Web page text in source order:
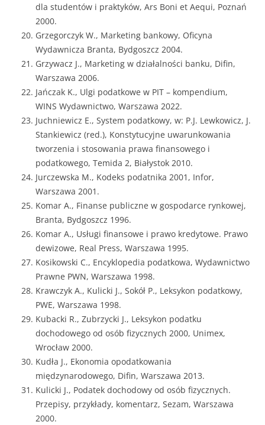
dla studentów i praktyków, Ars Boni et Aequi, Poznań
2000.
Grzegorczyk W., Marketing bankowy, Oficyna
Wydawnicza Branta, Bydgoszcz 2004.
Grzywacz J., Marketing w działalności banku, Difin,
Warszawa 2006.
Jańczak K., Ulgi podatkowe w PIT – kompendium,
WINS Wydawnictwo, Warszawa 2022.
Juchniewicz E., System podatkowy, w: P.J. Lewkowicz, J.
Stankiewicz (red.), Konstytucyjne uwarunkowania
tworzenia i stosowania prawa finansowego i
podatkowego, Temida 2, Białystok 2010.
Jurczewska M., Kodeks podatnika 2001, Infor,
Warszawa 2001.
Komar A., Finanse publiczne w gospodarce rynkowej,
Branta, Bydgoszcz 1996.
Komar A., Usługi finansowe i prawo kredytowe. Prawo
dewizowe, Real Press, Warszawa 1995.
Kosikowski C., Encyklopedia podatkowa, Wydawnictwo
Prawne PWN, Warszawa 1998.
Krawczyk A., Kulicki J., Sokół P., Leksykon podatkowy,
PWE, Warszawa 1998.
Kubacki R., Zubrzycki J., Leksykon podatku
dochodowego od osób fizycznych 2000, Unimex,
Wrocław 2000.
Kudła J., Ekonomia opodatkowania
międzynarodowego, Difin, Warszawa 2013.
Kulicki J., Podatek dochodowy od osób fizycznych.
Przepisy, przykłady, komentarz, Sezam, Warszawa
2000.